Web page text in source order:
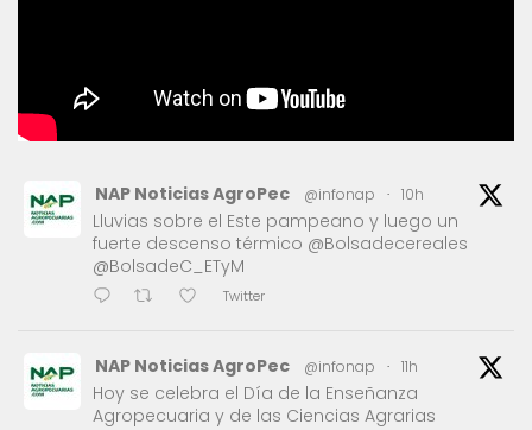
NAP Noticias AgroPec @infonap · 10h
Lluvias sobre el Este pampeano y luego un
fuerte descenso térmico @Bolsadecereales
@BolsadeC_ETyM
Twitter
NAP Noticias AgroPec @infonap · 11h
Hoy se celebra el Día de la Enseñanza
Agropecuaria y de las Ciencias Agrarias